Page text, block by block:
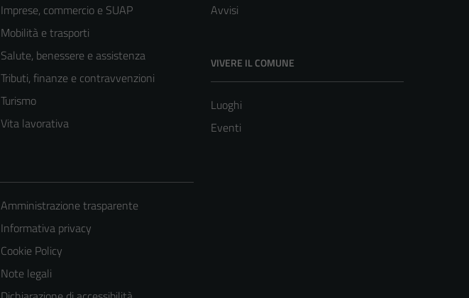
Imprese, commercio e SUAP
Mobilità e trasporti
Salute, benessere e assistenza
Tributi, finanze e contravvenzioni
Turismo
Vita lavorativa
Avvisi
VIVERE IL COMUNE
Luoghi
Eventi
Amministrazione trasparente
Informativa privacy
Cookie Policy
Note legali
Tecnici
Questi cookie
sono necessari